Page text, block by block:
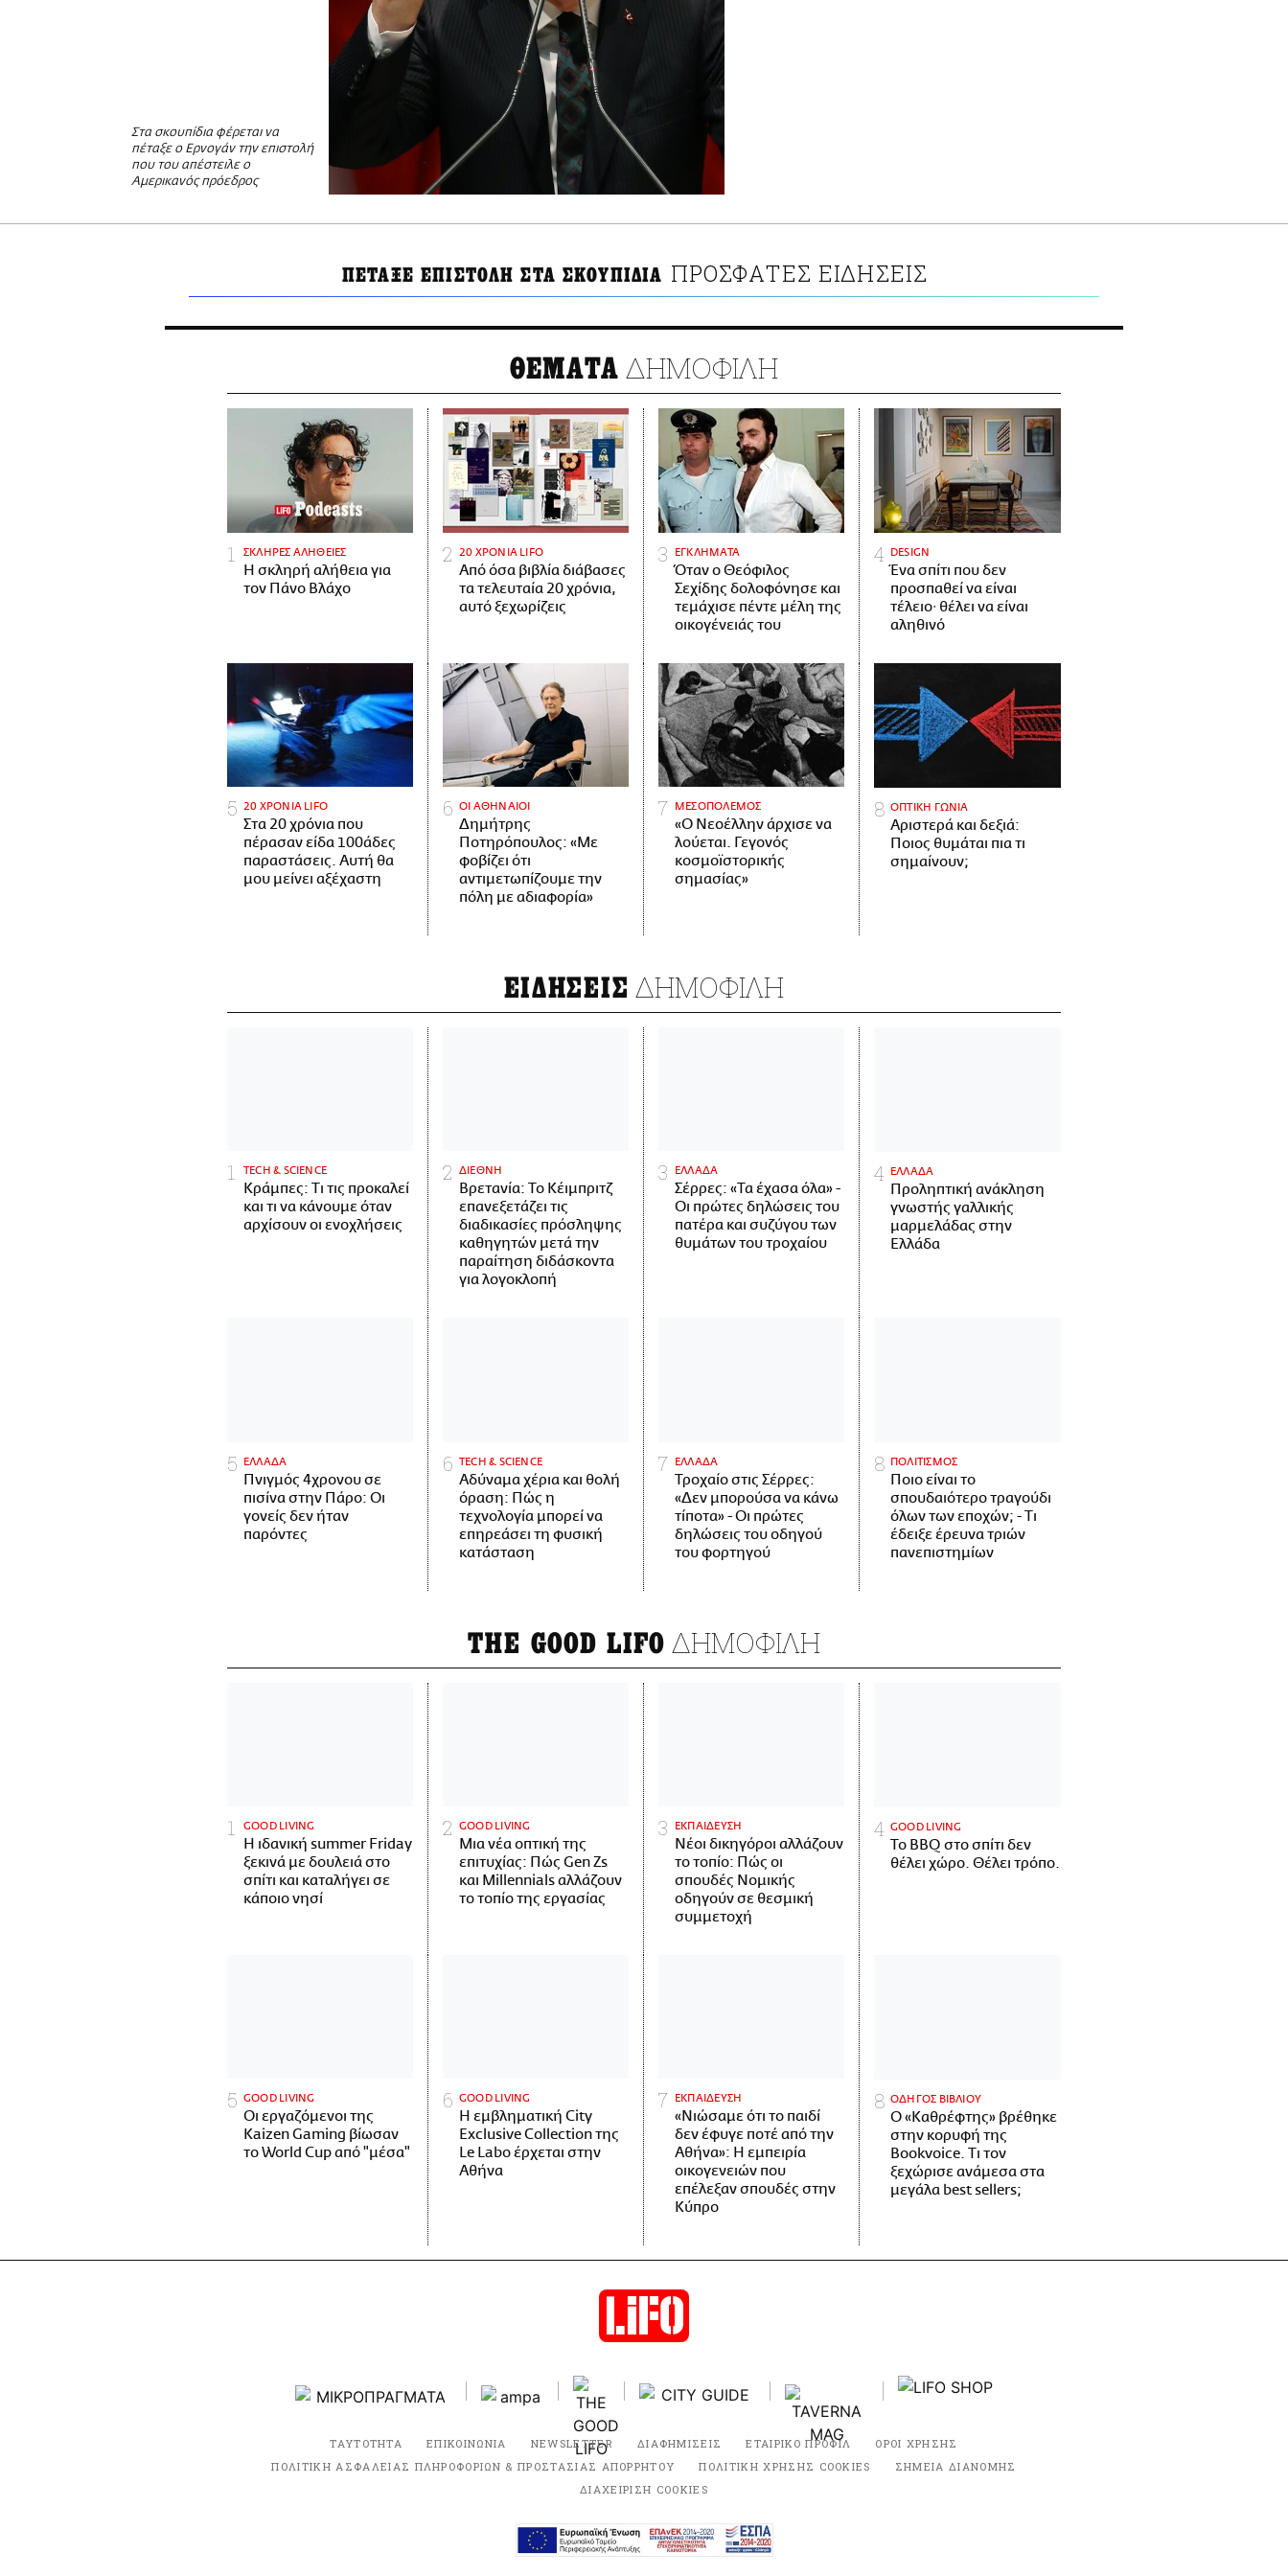
Στα σκουπίδια φέρεται να
πέταξε ο Ερνογάν την επιστολή
που του απέστειλε ο
Αμερικανός πρόεδρος
ΠΕΤΑΞΕ ΕΠΙΣΤΟΛΗ ΣΤΑ ΣΚΟΥΠΙΔΙΑ ΠΡΟΣΦΑΤΕΣ ΕΙΔΗΣΕΙΣ
ΘΕΜΑΤΑ ΔΗΜΟΦΙΛΗ
ΣΚΛΗΡΕΣ ΑΛΗΘΕΙΕΣ
H σκληρή αλήθεια για
τον Πάνο Βλάχο
20 ΧΡΟΝΙΑ LIFO
Από όσα βιβλία διάβασες
τα τελευταία 20 χρόνια,
αυτό ξεχωρίζεις
ΕΓΚΛΗΜΑΤΑ
Όταν ο Θεόφιλος
Σεχίδης δολοφόνησε και
τεμάχισε πέντε μέλη της
οικογένειάς του
DESIGN
Ένα σπίτι που δεν
προσπαθεί να είναι
τέλειο· θέλει να είναι
αληθινό
20 ΧΡΟΝΙΑ LIFO
Στα 20 χρόνια που
πέρασαν είδα 100άδες
παραστάσεις. Αυτή θα
μου μείνει αξέχαστη
ΟΙ ΑΘΗΝΑΙΟΙ
Δημήτρης
Ποτηρόπουλος: «Με
φοβίζει ότι
αντιμετωπίζουμε την
πόλη με αδιαφορία»
ΜΕΣΟΠΟΛΕΜΟΣ
«Ο Νεοέλλην άρχισε να
λούεται. Γεγονός
κοσμοϊστορικής
σημασίας»
ΟΠΤΙΚΗ ΓΩΝΙΑ
Αριστερά και δεξιά:
Ποιος θυμάται πια τι
σημαίνουν;
ΕΙΔΗΣΕΙΣ ΔΗΜΟΦΙΛΗ
ΤECH & SCIENCE
Κράμπες: Τι τις προκαλεί
και τι να κάνουμε όταν
αρχίσουν οι ενοχλήσεις
ΔΙΕΘΝΗ
Βρετανία: Το Κέιμπριτζ
επανεξετάζει τις
διαδικασίες πρόσληψης
καθηγητών μετά την
παραίτηση διδάσκοντα
για λογοκλοπή
ΕΛΛΑΔΑ
Σέρρες: «Τα έχασα όλα» -
Οι πρώτες δηλώσεις του
πατέρα και συζύγου των
θυμάτων του τροχαίου
ΕΛΛΑΔΑ
Προληπτική ανάκληση
γνωστής γαλλικής
μαρμελάδας στην
Ελλάδα
ΕΛΛΑΔΑ
Πνιγμός 4χρονου σε
πισίνα στην Πάρο: Οι
γονείς δεν ήταν
παρόντες
ΤECH & SCIENCE
Αδύναμα χέρια και θολή
όραση: Πώς η
τεχνολογία μπορεί να
επηρεάσει τη φυσική
κατάσταση
ΕΛΛΑΔΑ
Τροχαίο στις Σέρρες:
«Δεν μπορούσα να κάνω
τίποτα» - Οι πρώτες
δηλώσεις του οδηγού
του φορτηγού
ΠΟΛΙΤΙΣΜΟΣ
Ποιο είναι το
σπουδαιότερο τραγούδι
όλων των εποχών; - Τι
έδειξε έρευνα τριών
πανεπιστημίων
THE GOOD LIFO ΔΗΜΟΦΙΛΗ
GOOD LIVING
Η ιδανική summer Friday
ξεκινά με δουλειά στο
σπίτι και καταλήγει σε
κάποιο νησί
GOOD LIVING
Μια νέα οπτική της
επιτυχίας: Πώς Gen Zs
και Millennials αλλάζουν
το τοπίο της εργασίας
ΕΚΠΑΙΔΕΥΣΗ
Νέοι δικηγόροι αλλάζουν
το τοπίο: Πώς οι
σπουδές Νομικής
οδηγούν σε θεσμική
συμμετοχή
GOOD LIVING
Το BBQ στο σπίτι δεν
θέλει χώρο. Θέλει τρόπο.
GOOD LIVING
Οι εργαζόμενοι της
Kaizen Gaming βίωσαν
το World Cup από "μέσα"
GOOD LIVING
Η εμβληματική City
Exclusive Collection της
Le Labo έρχεται στην
Αθήνα
ΕΚΠΑΙΔΕΥΣΗ
«Νιώσαμε ότι το παιδί
δεν έφυγε ποτέ από την
Αθήνα»: Η εμπειρία
οικογενειών που
επέλεξαν σπουδές στην
Κύπρο
ΟΔΗΓΟΣ ΒΙΒΛΙΟΥ
Ο «Καθρέφτης» βρέθηκε
στην κορυφή της
Bookvoice. Τι τον
ξεχώρισε ανάμεσα στα
μεγάλα best sellers;
ΤΑΥΤΟΤΗΤΑ ΕΠΙΚΟΙΝΩΝΙΑ NEWSLETTER ΔΙΑΦΗΜΙΣΕΙΣ ΕΤΑΙΡΙΚΟ ΠΡΟΦΙΛ
ΟΡΟΙ ΧΡΗΣΗΣ
ΠΟΛΙΤΙΚΗ ΑΣΦΑΛΕΙΑΣ ΠΛΗΡΟΦΟΡΙΩΝ & ΠΡΟΣΤΑΣΙΑΣ ΑΠΟΡΡΗΤΟΥ
ΠΟΛΙΤΙΚΗ ΧΡΗΣΗΣ COOKIES
ΣΗΜΕΙΑ ΔΙΑΝΟΜΗΣ
ΔΙΑΧΕΙΡΙΣΗ COOKIES